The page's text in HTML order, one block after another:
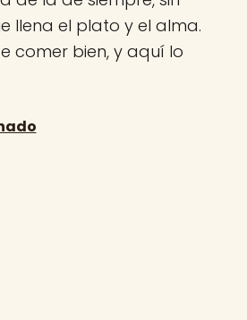
llena el plato y el alma.
comer bien, y aquí lo